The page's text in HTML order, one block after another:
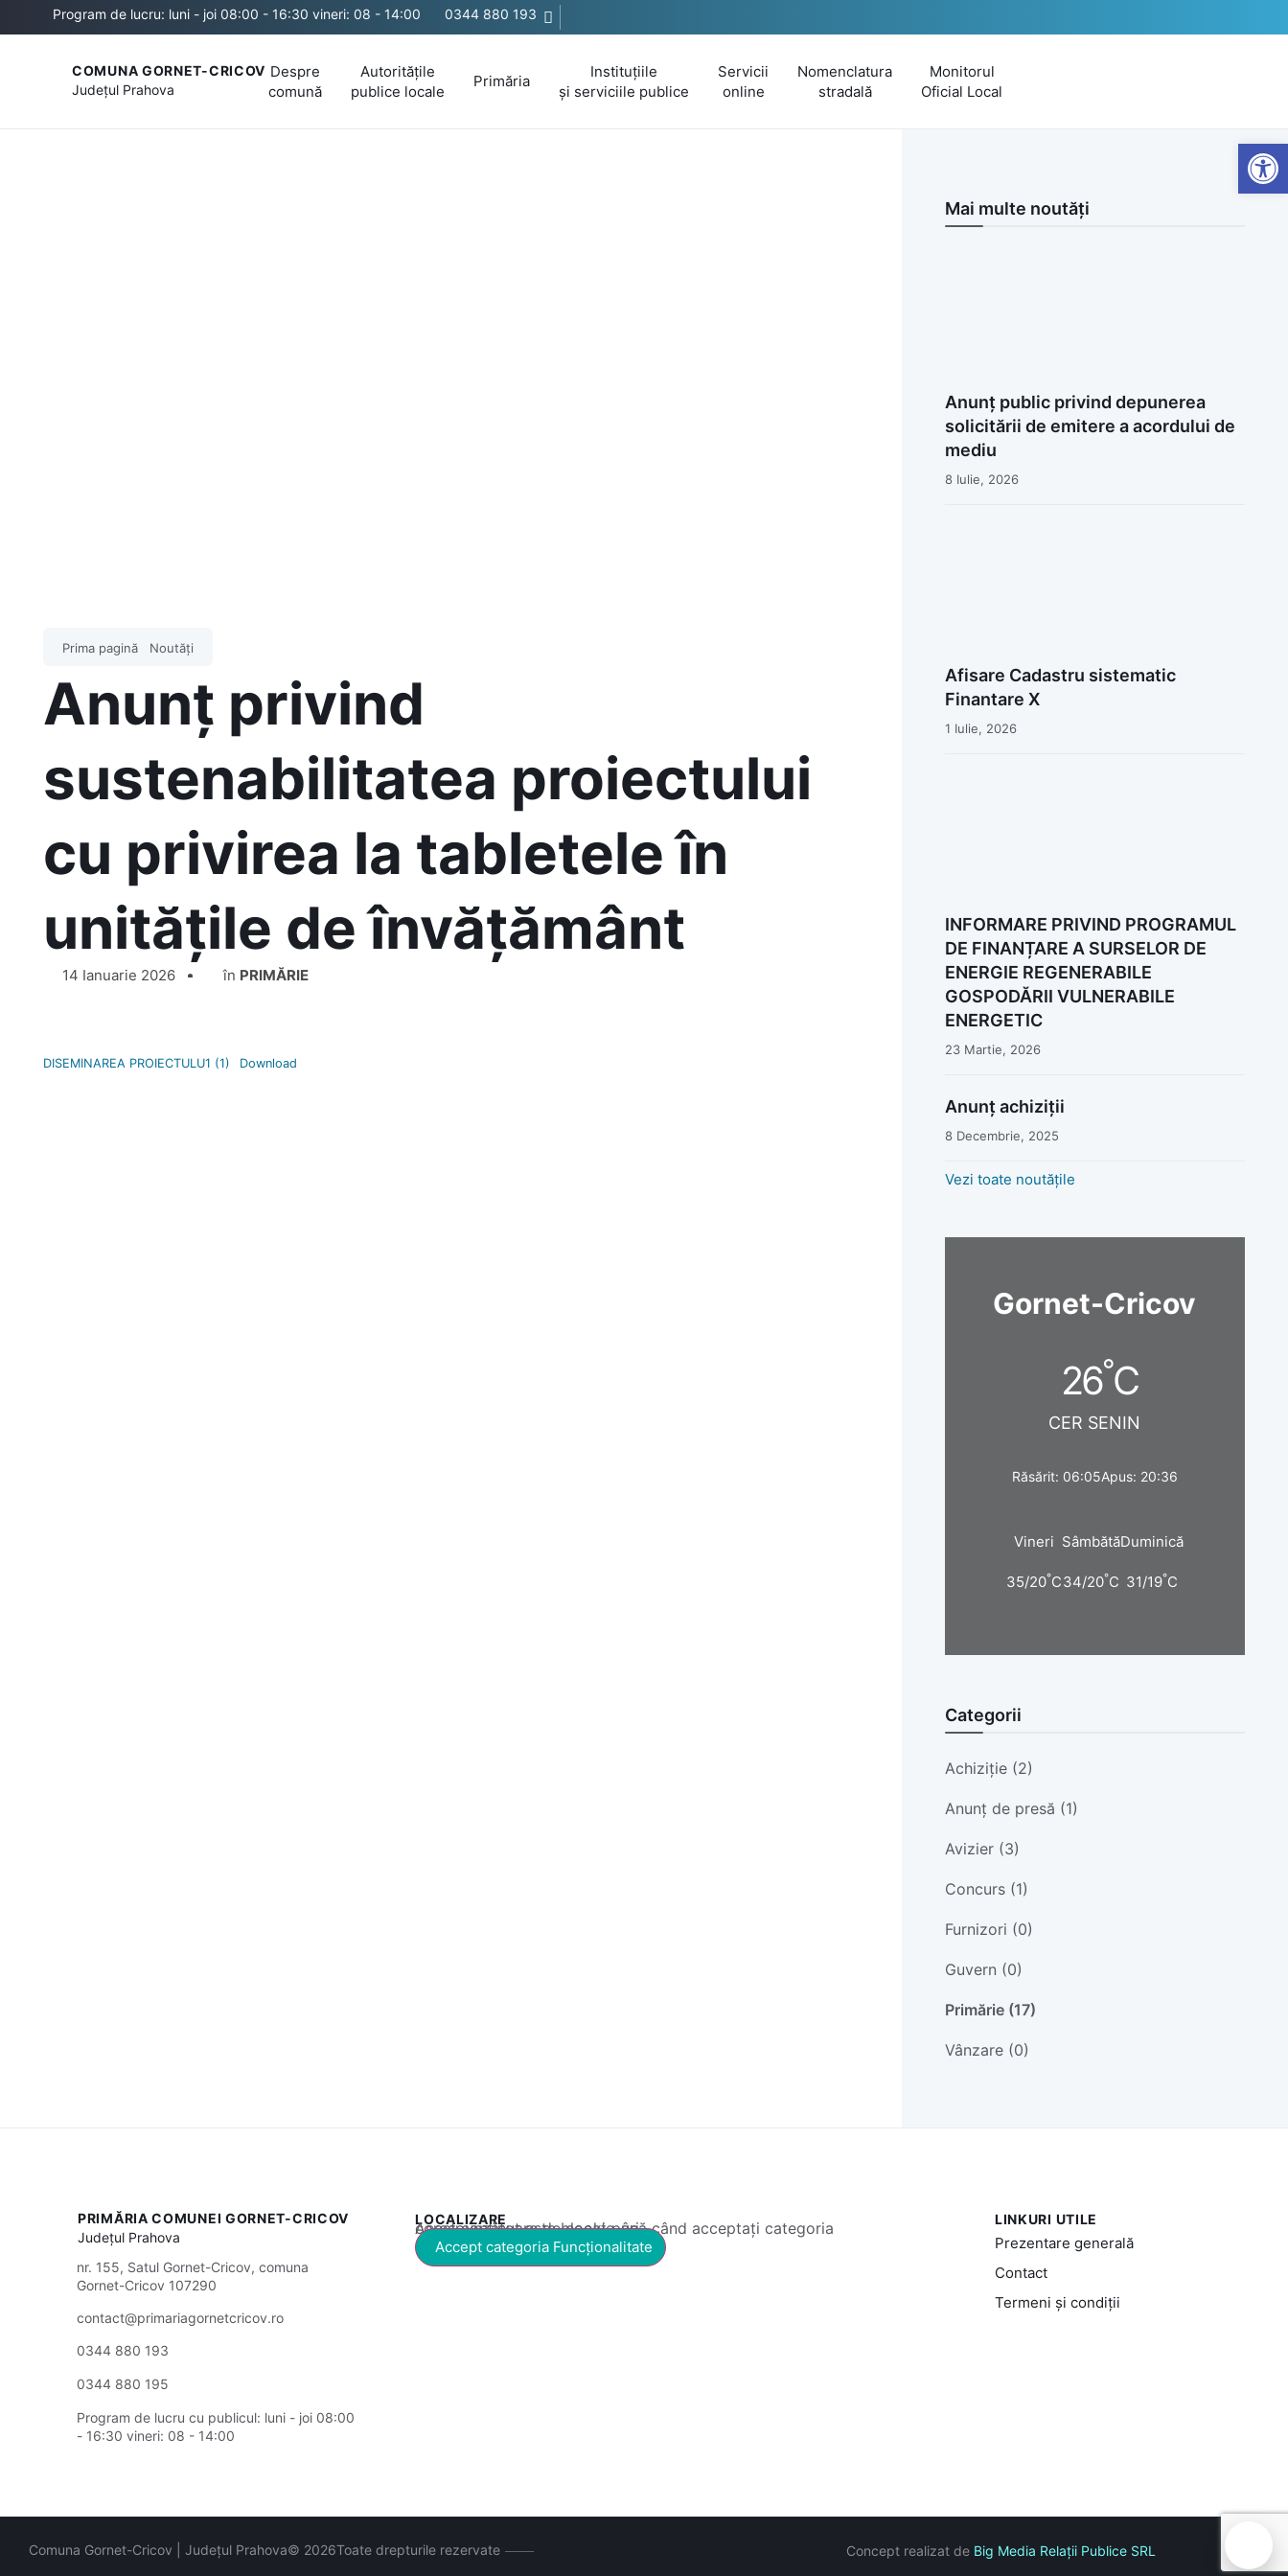
Program de lucru: luni - joi 08:00 - 16:30 vineri: 08 - 14:00 0344 880 193
COMUNA GORNET-CRICOV
Județul Prahova
Despre
comună
Autoritățile
publice locale
Primăria
Instituțiile
și serviciile publice
Servicii
online
Nomenclatura
stradală
Monitorul
Oficial Local
Prima pagină Noutăți
Anunț privind
sustenabilitatea proiectului
cu privirea la tabletele în
unitățile de învățământ
14 Ianuarie 2026 în PRIMĂRIE
DISEMINAREA PROIECTULU1 (1) Download
Mai multe noutăți
Anunț public privind depunerea
solicitării de emitere a acordului de
mediu
8 Iulie, 2026
Afisare Cadastru sistematic
Finantare X
1 Iulie, 2026
INFORMARE PRIVIND PROGRAMUL
DE FINANȚARE A SURSELOR DE
ENERGIE REGENERABILE
GOSPODĂRII VULNERABILE
ENERGETIC
23 Martie, 2026
Anunț achiziții
8 Decembrie, 2025
Vezi toate noutățile
Gornet-Cricov
26°C
CER SENIN
Răsărit: 06:05Apus: 20:36
Vineri
35/20°C
Sâmbătă
34/20°C
Duminică
31/19°C
Categorii
Achiziție (2)
Anunț de presă (1)
Avizier (3)
Concurs (1)
Furnizori (0)
Guvern (0)
Primărie (17)
Vânzare (0)
PRIMĂRIA COMUNEI GORNET-CRICOV
Județul Prahova
nr. 155, Satul Gornet-Cricov, comuna
Gornet-Cricov 107290
contact@primariagornetcricov.ro
0344 880 193
0344 880 195
Program de lucru cu publicul: luni - joi 08:00
- 16:30 vineri: 08 - 14:00
LOCALIZARE
Acest conținut este blocat până când acceptați categoria corespunzătoare de cookie-uri.
Accept categoria Funcționalitate
LINKURI UTILE
Prezentare generală
Contact
Termeni și condiții
Comuna Gornet-Cricov | Județul Prahova© 2026Toate drepturile rezervate Concept realizat de Big Media Relații Publice SRL